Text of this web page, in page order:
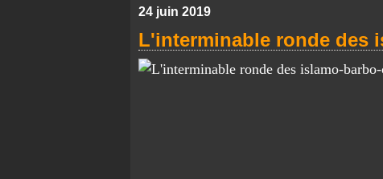
24 juin 2019
L'interminable ronde des